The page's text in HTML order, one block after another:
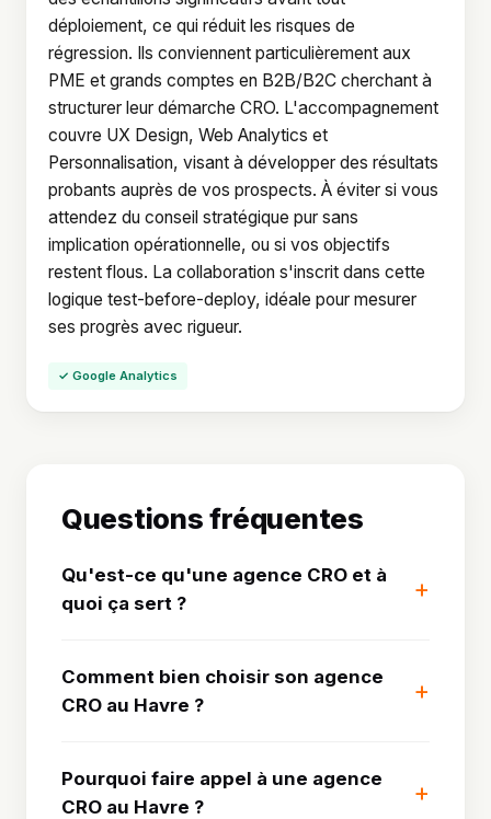
déploiement, ce qui réduit les risques de
régression. Ils conviennent particulièrement aux
PME et grands comptes en B2B/B2C cherchant à
structurer leur démarche CRO. L'accompagnement
couvre UX Design, Web Analytics et
Personnalisation, visant à développer des résultats
probants auprès de vos prospects. À éviter si vous
attendez du conseil stratégique pur sans
implication opérationnelle, ou si vos objectifs
restent flous. La collaboration s'inscrit dans cette
logique test-before-deploy, idéale pour mesurer
ses progrès avec rigueur.
✓ Google Analytics
Questions fréquentes
Qu'est-ce qu'une agence CRO et à
quoi ça sert ?
Comment bien choisir son agence
CRO au Havre ?
Pourquoi faire appel à une agence
CRO au Havre ?